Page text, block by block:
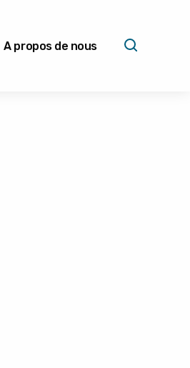
A propos de nous